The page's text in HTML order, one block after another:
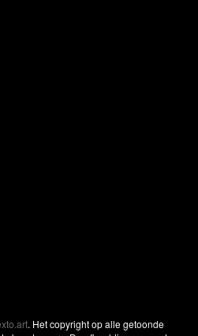
. Het copyright op alle getoonde